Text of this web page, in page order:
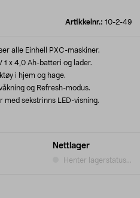
Artikkelnr.: 10-2-49
Nettlager
Henter lagerstatus...
alle Einhell PXC-maskiner.
1 x 4,0 Ah-batteri og lader.
i hjem og hage.
og Refresh-modus.
med sekstrinns LED-visning.